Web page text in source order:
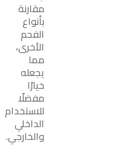
مقارنة
بأنواع
الفحم
الأخرى،
مما
يجعله
خيارًا
مفضلًا
للاستخدام
الداخلي
والخارجي.